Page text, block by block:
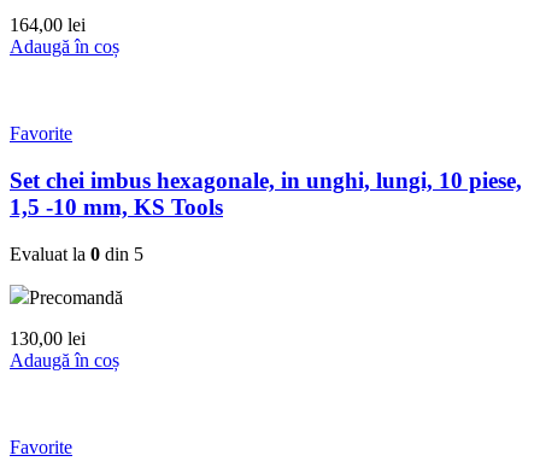
164,00 lei
Adaugă în coș
Favorite
Set chei imbus hexagonale, in unghi, lungi, 10 piese,
1,5 -10 mm, KS Tools
Evaluat la 0 din 5
Precomandă
130,00 lei
Adaugă în coș
Favorite